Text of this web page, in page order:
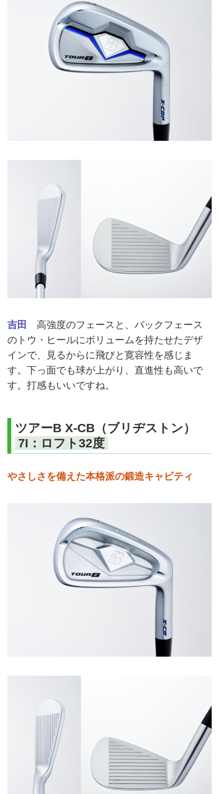
吉田
高強度のフェースと、バックフェース
のトウ・ヒールにボリュームを持たせたデザ
インで、見るからに飛びと寛容性を感じま
す。下っ面でも球が上がり、直進性も高いで
す。打感もいいですね。
ツアーB X-CB（ブリヂストン）
7I：ロフト32度
やさしさを備えた本格派の鍛造キャビティ